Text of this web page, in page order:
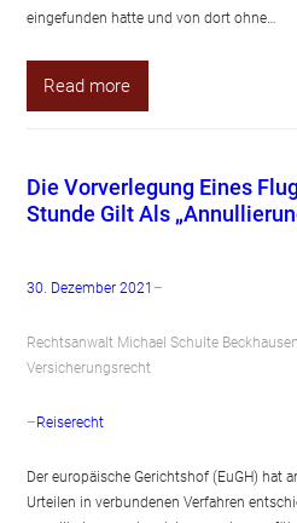
eingefunden hatte und von dort ohne…
Read more
Die Vorverlegung Eines
Stunde Gilt Als
30. Dezember 2021 –
Rechtsanwalt Michael Schulte
Versicherungsrecht
–Reiserecht
Der europäische Gerichtshof (EuGH) hat
Urteilen in verbundenen Verfahren